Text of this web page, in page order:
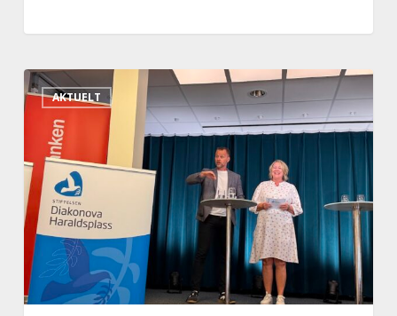
AKTUELT
Satser
på
Arendalsuka
vil
bidra
til
fremtidens
velferdstjenester